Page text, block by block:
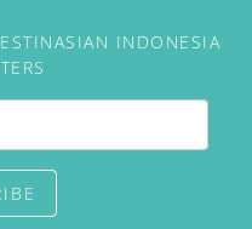
INDONESIA